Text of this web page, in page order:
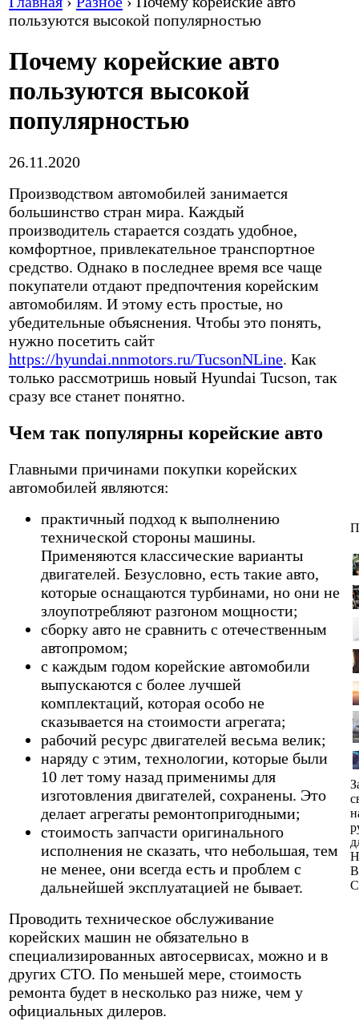
пользуются высокой популярностью
Почему корейские авто
пользуются высокой
популярностью
26.11.2020
Производством автомобилей занимается
большинство стран мира. Каждый
производитель старается создать удобное,
комфортное, привлекательное транспортное
средство. Однако в последнее время все чаще
покупатели отдают предпочтения корейским
автомобилям. И этому есть простые, но
убедительные объяснения. Чтобы это понять,
нужно посетить сайт
https://hyundai.nnmotors.ru/TucsonNLine. Как
только рассмотришь новый Hyundai Tucson, так
сразу все станет понятно.
Чем так популярны корейские авто
Главными причинами покупки корейских
автомобилей являются:
практичный подход к выполнению
технической стороны машины.
Применяются классические варианты
двигателей. Безусловно, есть такие авто,
которые оснащаются турбинами, но они не
злоупотребляют разгоном мощности;
сборку авто не сравнить с отечественным
автопромом;
с каждым годом корейские автомобили
выпускаются с более лучшей
комплектаций, которая особо не
сказывается на стоимости агрегата;
рабочий ресурс двигателей весьма велик;
наряду с этим, технологии, которые были
10 лет тому назад применимы для
изготовления двигателей, сохранены. Это
делает агрегаты ремонтопригодными;
стоимость запчасти оригинального
исполнения не сказать, что небольшая, тем
не менее, они всегда есть и проблем с
дальнейшей эксплуатацией не бывает.
Проводить техническое обслуживание
корейских машин не обязательно в
специализированных автосервисах, можно и в
других СТО. По меньшей мере, стоимость
ремонта будет в несколько раз ниже, чем у
официальных дилеров.